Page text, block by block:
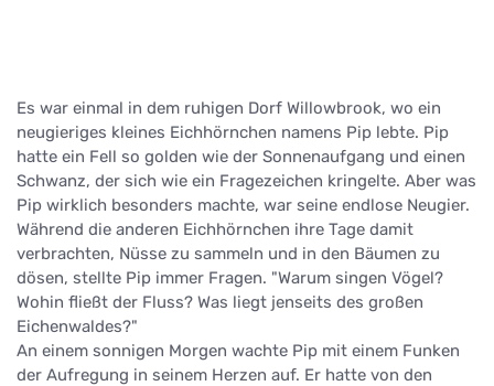
Es war einmal in dem ruhigen Dorf Willowbrook, wo ein
neugieriges kleines Eichhörnchen namens Pip lebte. Pip
hatte ein Fell so golden wie der Sonnenaufgang und einen
Schwanz, der sich wie ein Fragezeichen kringelte. Aber was
Pip wirklich besonders machte, war seine endlose Neugier.
Während die anderen Eichhörnchen ihre Tage damit
verbrachten, Nüsse zu sammeln und in den Bäumen zu
dösen, stellte Pip immer Fragen. "Warum singen Vögel?
Wohin fließt der Fluss? Was liegt jenseits des großen
Eichenwaldes?"
An einem sonnigen Morgen wachte Pip mit einem Funken
der Aufregung in seinem Herzen auf. Er hatte von den